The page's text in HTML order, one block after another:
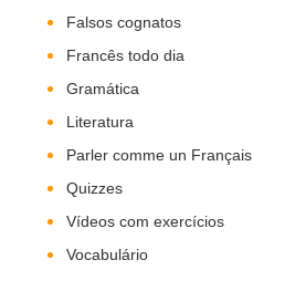
Falsos cognatos
Francês todo dia
Gramática
Literatura
Parler comme un Français
Quizzes
Vídeos com exercícios
Vocabulário